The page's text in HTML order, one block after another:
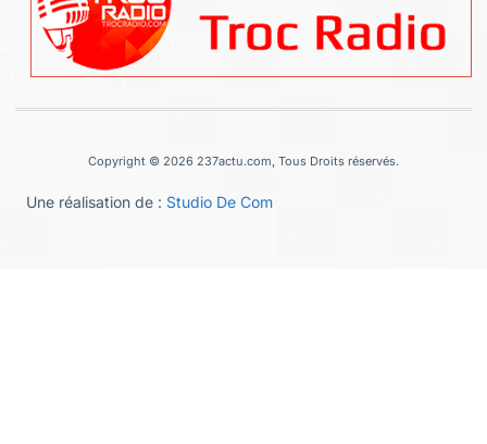
Copyright © 2026 237actu.com, Tous Droits réservés.
Une réalisation de : Studio De Com